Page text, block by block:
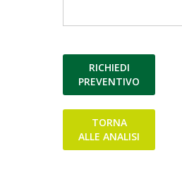
RICHIEDI
PREVENTIVO
TORNA
ALLE ANALISI